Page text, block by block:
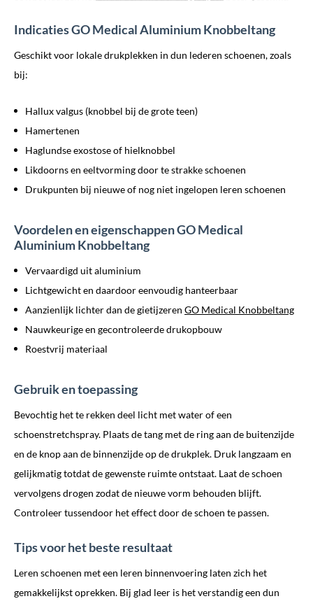
Indicaties GO Medical Aluminium Knobbeltang
Geschikt voor lokale drukplekken in dun lederen schoenen, zoals
bij:
Hallux valgus (knobbel bij de grote teen)
Hamertenen
Haglundse exostose of hielknobbel
Likdoorns en eeltvorming door te strakke schoenen
Drukpunten bij nieuwe of nog niet ingelopen leren schoenen
Voordelen en eigenschappen GO Medical
Aluminium Knobbeltang
Vervaardigd uit aluminium
Lichtgewicht en daardoor eenvoudig hanteerbaar
Aanzienlijk lichter dan de gietijzeren GO Medical Knobbeltang
Nauwkeurige en gecontroleerde drukopbouw
Roestvrij materiaal
Gebruik en toepassing
Bevochtig het te rekken deel licht met water of een
schoenstretchspray. Plaats de tang met de ring aan de buitenzijde
en de knop aan de binnenzijde op de drukplek. Druk langzaam en
gelijkmatig totdat de gewenste ruimte ontstaat. Laat de schoen
vervolgens drogen zodat de nieuwe vorm behouden blijft.
Controleer tussendoor het effect door de schoen te passen.
Tips voor het beste resultaat
Leren schoenen met een leren binnenvoering laten zich het
gemakkelijkst oprekken. Bij glad leer is het verstandig een dun